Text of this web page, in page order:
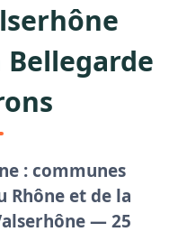
Bellegarde
: communes
Rhône et de la
—25